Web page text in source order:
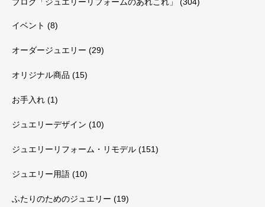
イベント (8)
オーダージュエリー (29)
オリジナル商品 (15)
お手入れ (1)
ジュエリーデザイン (10)
ジュエリーリフォーム・リモデル (151)
ジュエリー用語 (10)
ふたりのためのジュエリー (19)